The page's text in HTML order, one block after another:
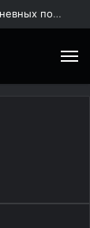
BAIC X55: городской кроссовер для повседневных поездок